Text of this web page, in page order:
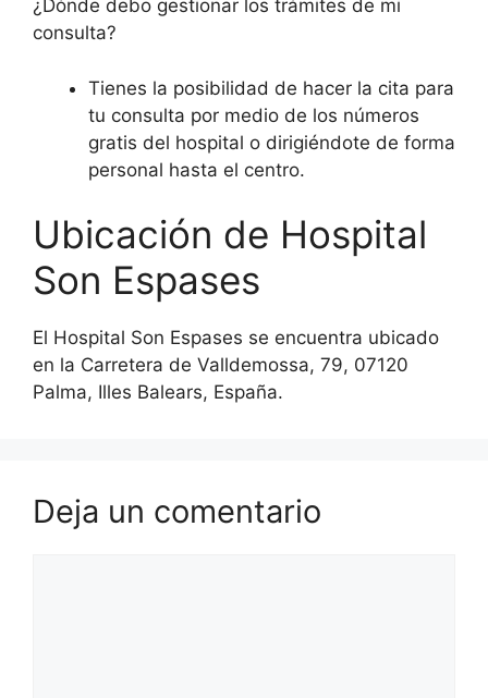
¿Dónde debo gestionar los trámites de mi
consulta?
Tienes la posibilidad de hacer la cita para
tu consulta por medio de los números
gratis del hospital o dirigiéndote de forma
personal hasta el centro.
Ubicación de Hospital
Son Espases
El Hospital Son Espases se encuentra ubicado
en la Carretera de Valldemossa, 79, 07120
Palma, Illes Balears, España.
Deja un comentario